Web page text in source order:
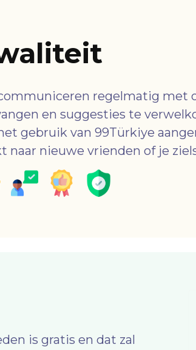
regelmatig met
en suggesties te
gebruik van 99Türkiye
naar nieuwe vrienden of je
is gratis en dat zal